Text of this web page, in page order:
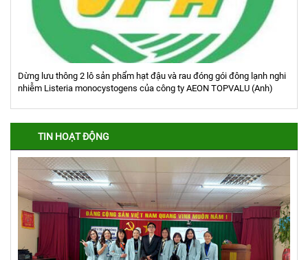
Dừng lưu thông 2 lô sản phẩm hạt đậu và rau đóng gói đông lạnh nghi
nhiễm Listeria monocystogens của công ty AEON TOPVALU (Anh)
TIN HOẠT ĐỘNG